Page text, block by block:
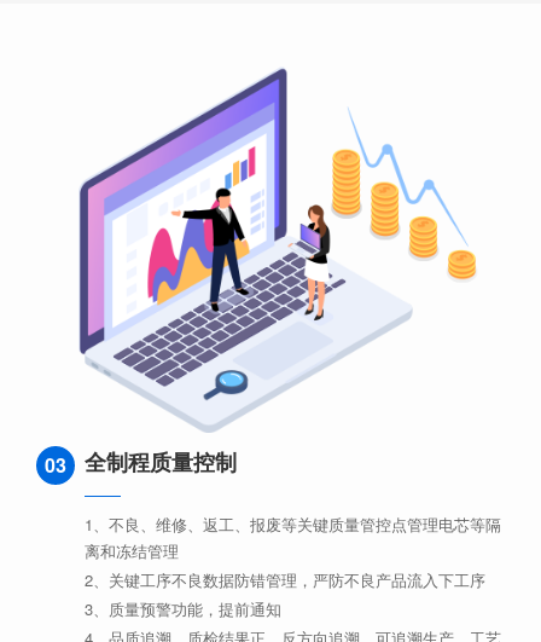
03 全制程质量控制
1、不良、维修、返工、报废等关键质量管控点管理电芯等隔
离和冻结管理
2、关键工序不良数据防错管理，严防不良产品流入下工序
3、质量预警功能，提前通知